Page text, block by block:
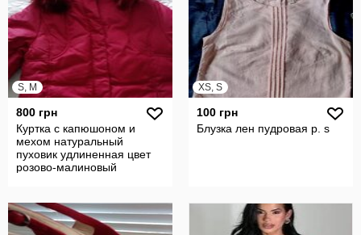
S, M
800 грн
Куртка с капюшоном и
мехом натуральный
пуховик удлиненная цвет
розово-малиновый
XS, S
100 грн
Блузка лен пудровая р. s